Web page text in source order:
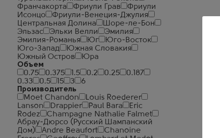
Франчакорта
Фриули Грав
Фриули
Исонцо
Фриули-Венеция-Джулия
Центральная Долина
Шоре-ле-Бон
Эльзас
Эльки Велли
Эмилия
Эмилия-Романья
Юг
Юго-Восток
Юго-Запад
Южная Словакия
Южный Остров
Юра
Объем
0.75
0.375 1.5 0.2 0.25
0.187
0.33
0.5 15 3
6
Производитель
Moet Chandon
Louis Roederer
Lanson
Drappier Paul Bara
Eric
Rodez
Champagne Nathalie Falmet
Абрау-Дюрсо (Русский Шампанский
Дом)
Andre Beaufort
Chanoine